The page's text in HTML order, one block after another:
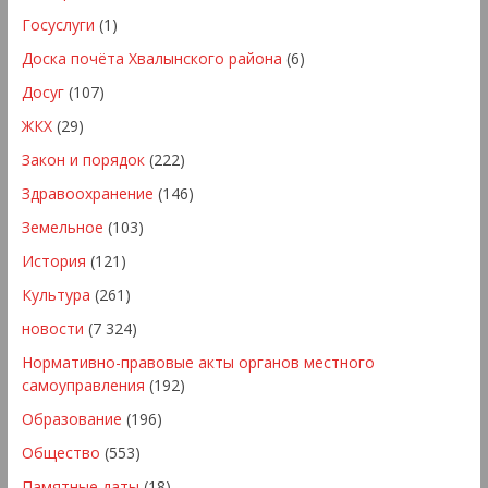
Госуслуги (1)
Доска почёта Хвалынского района (6)
Досуг(107)
ЖКХ(29)
Закон и порядок(222)
Здравоохранение (146)
Земельное (103)
История (121)
Культура (261)
новости (7 324)
Нормативно-правовые акты органов местного
самоуправления (192)
Образование (196)
Общество (553)